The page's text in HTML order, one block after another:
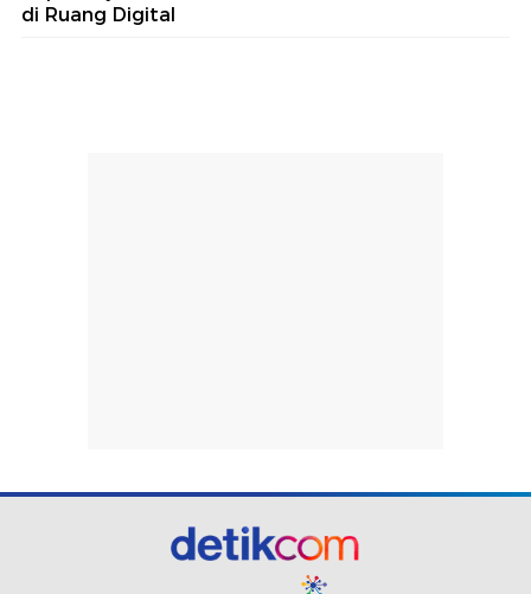
di Ruang Digital